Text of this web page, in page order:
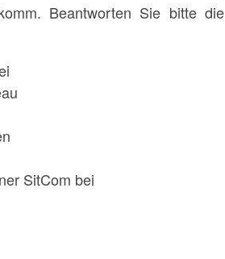
Beantworten Sie bitte die
SitCom bei